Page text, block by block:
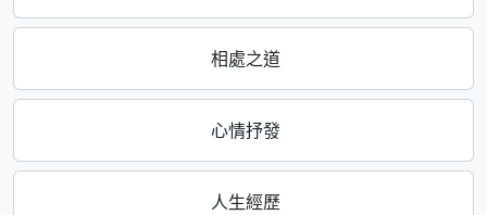
相處之道
心情抒發
人生經歷